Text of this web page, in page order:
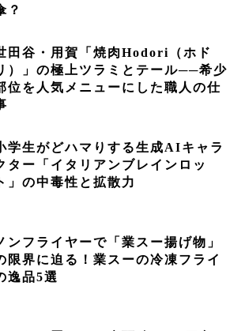
？
田谷・用賀「焼肉Hodori（ホド
）」の極上ツラミとテール──希少
位を人気メニューにした職人の仕
学生がどハマりする生成AIキャラ
ター「イタリアンブレインロッ
ト」の中毒性と拡散力
ンフライヤーで「業スー揚げ物」
限界に迫る！業スーの冷凍フライ
逸品5選